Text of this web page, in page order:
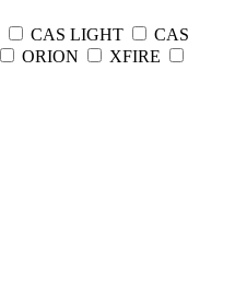
CAS LIGHT
CAS
ORION
XFIRE